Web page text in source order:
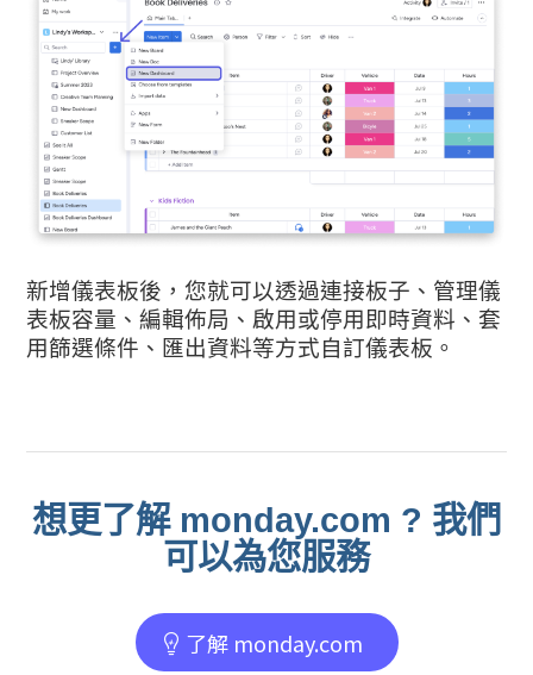
新增儀表板後，您就可以透過連接板子、管理儀
表板容量、編輯佈局、啟用或停用即時資料、套
用篩選條件、匯出資料等方式自訂儀表板。
想更了解 monday.com ? 我們
可以為您服務
了解 monday.com